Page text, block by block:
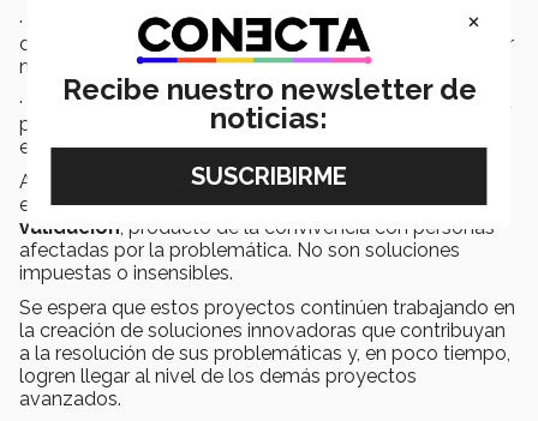
·
EcusDecus.-Iniciativa que busca reducir los
desperdicios generados por las cafeterías escolares por
medio de préstamo de vajillas reutilizables; y
·Aura.-Emprendimiento que brinda herramientas a
personas con enfermedades mentales y que busca
educar a la sociedad sobre dicho tema.
Aunque estos proyectos todavía se encuentran en
etapas tempranas de desarrollo, se caracterizan por su
validación, producto de la convivencia con personas
afectadas por la problemática. No son soluciones
impuestas o insensibles.
Se espera que estos proyectos continúen trabajando en
la creación de soluciones innovadoras que contribuyan
a la resolución de sus problemáticas y, en poco tiempo,
logren llegar al nivel de los demás proyectos
avanzados.
×
Recibe nuestro newsletter de
noticias: